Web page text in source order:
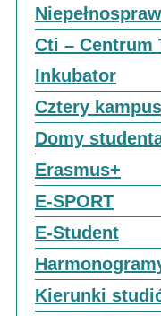
Cti – Centrum
Inkubator
Cztery
Domy
Erasmus+
E-SPORT
E-Student
Kierunki